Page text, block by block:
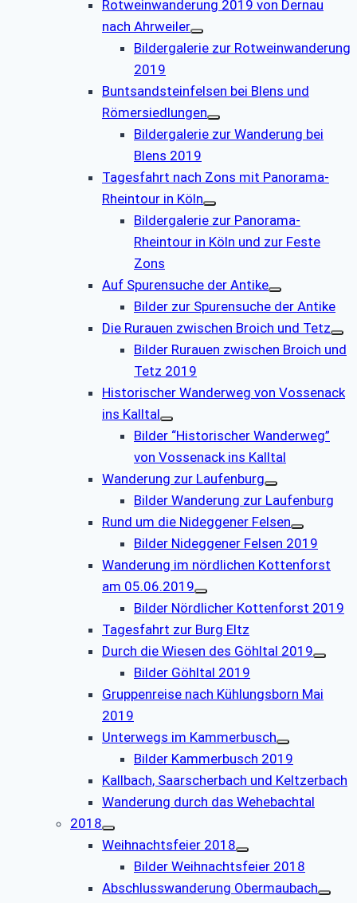
Rotweinwanderung 2019 von Dernau
nach Ahrweiler
Bildergalerie zur Rotweinwanderung
2019
Buntsandsteinfelsen bei Blens und
Römersiedlungen
Bildergalerie zur Wanderung bei
Blens 2019
Tagesfahrt nach Zons mit Panorama-
Rheintour in Köln
Bildergalerie zur Panorama-
Rheintour in Köln und zur Feste
Zons
Auf Spurensuche der Antike
Bilder zur Spurensuche der Antike
Die Rurauen zwischen Broich und Tetz
Bilder Rurauen zwischen Broich und
Tetz 2019
Historischer Wanderweg von Vossenack
ins Kalltal
Bilder “Historischer Wanderweg”
von Vossenack ins Kalltal
Wanderung zur Laufenburg
Bilder Wanderung zur Laufenburg
Rund um die Nideggener Felsen
Bilder Nideggener Felsen 2019
Wanderung im nördlichen Kottenforst
am 05.06.2019
Bilder Nördlicher Kottenforst 2019
Tagesfahrt zur Burg Eltz
Durch die Wiesen des Göhltal 2019
Bilder Göhltal 2019
Gruppenreise nach Kühlungsborn Mai
2019
Unterwegs im Kammerbusch
Bilder Kammerbusch 2019
Kallbach, Saarscherbach und Keltzerbach
Wanderung durch das Wehebachtal
2018
Weihnachtsfeier 2018
Bilder Weihnachtsfeier 2018
Abschlusswanderung Obermaubach